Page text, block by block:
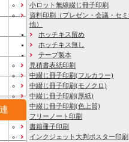
小ロット無線綴じ冊子印刷
資料印刷
（プレゼン・会議・セ
他）
ホッチキス留め
ホッチキス無し
テープ製本
見積書表紙印刷
中綴じ冊子印刷(フルカラー)
中綴じ冊子印刷(モノクロ)
中綴じ冊子印刷(厚紙)
中綴じ冊子印刷(色上質)
フリーノート印刷
書籍冊子印刷
インクジェット大判ポスター印刷